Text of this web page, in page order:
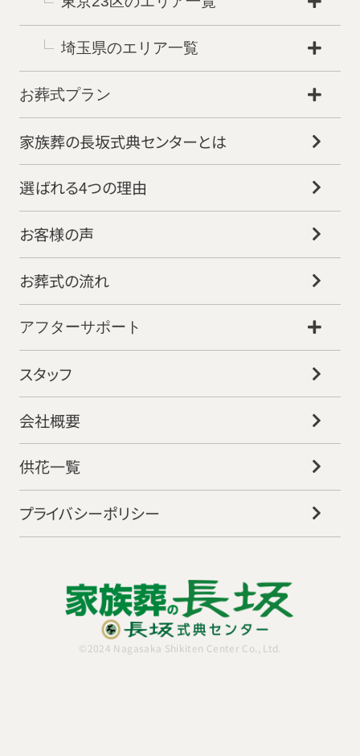
埼玉県のエリア一覧
お葬式プラン
家族葬の長坂式典センターとは
選ばれる4つの理由
お客様の声
お葬式の流れ
アフターサポート
スタッフ
会社概要
供花一覧
プライバシーポリシー
©2024 Nagasaka Shikiten Center Co., Ltd.